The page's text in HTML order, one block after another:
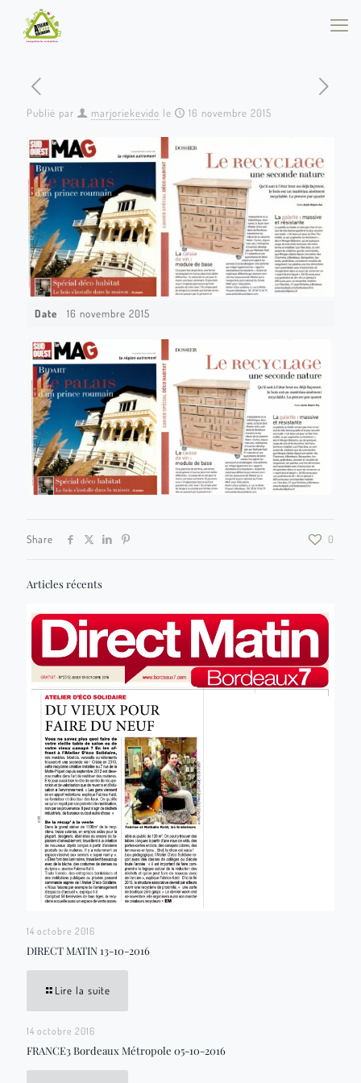
Publié par marjoriekevido le 16 novembre 2015
Date 16 novembre 2015
Share 0
Articles récents
14 octobre 2016
DIRECT MATIN 13-10-2016
Lire la suite
14 octobre 2016
FRANCE3 Bordeaux Métropole 05-10-2016